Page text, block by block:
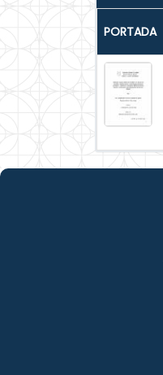
PORTADA